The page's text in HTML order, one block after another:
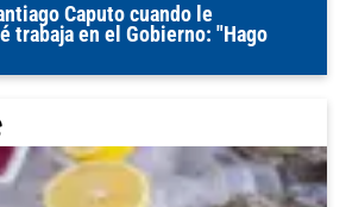
Caputo cuando le
trabaja en el Gobierno: "Hago